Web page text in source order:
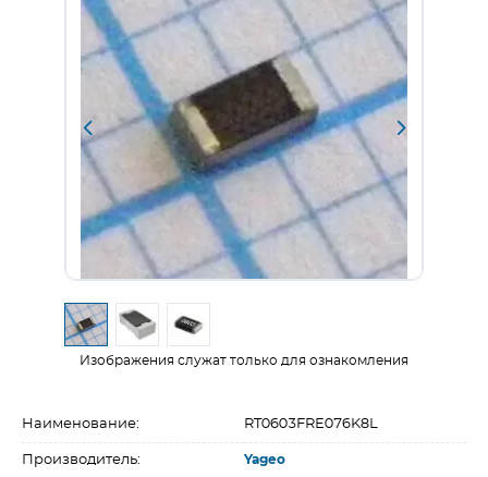
Изображения служат только для ознакомления
Наименование: RT0603FRE076K8L
Производитель: Yageo